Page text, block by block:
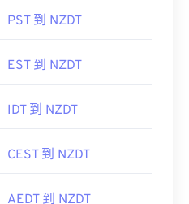
PST 到 NZDT
EST 到 NZDT
IDT 到 NZDT
CEST 到 NZDT
AEDT 到 NZDT